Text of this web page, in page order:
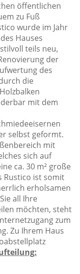
öffentlichen
zu Fuß
wurde im Jahr
Hauses
teils neu,
der
des
die
mit dem
selbst geformt.
mit
sich auf
ca. 30 m² große
Rustico ist somit
erholsamen
all Ihre
möchten, steht
zum
Zu Ihrem Haus